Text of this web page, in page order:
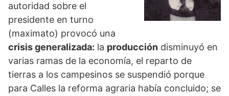
autoridad sobre el
presidente en turno
(maximato) provocó una
crisis generalizada: la producción disminuyó en
varias ramas de la economía, el reparto de
tierras a los campesinos se suspendió porque
para Calles la reforma agraria había concluido; se